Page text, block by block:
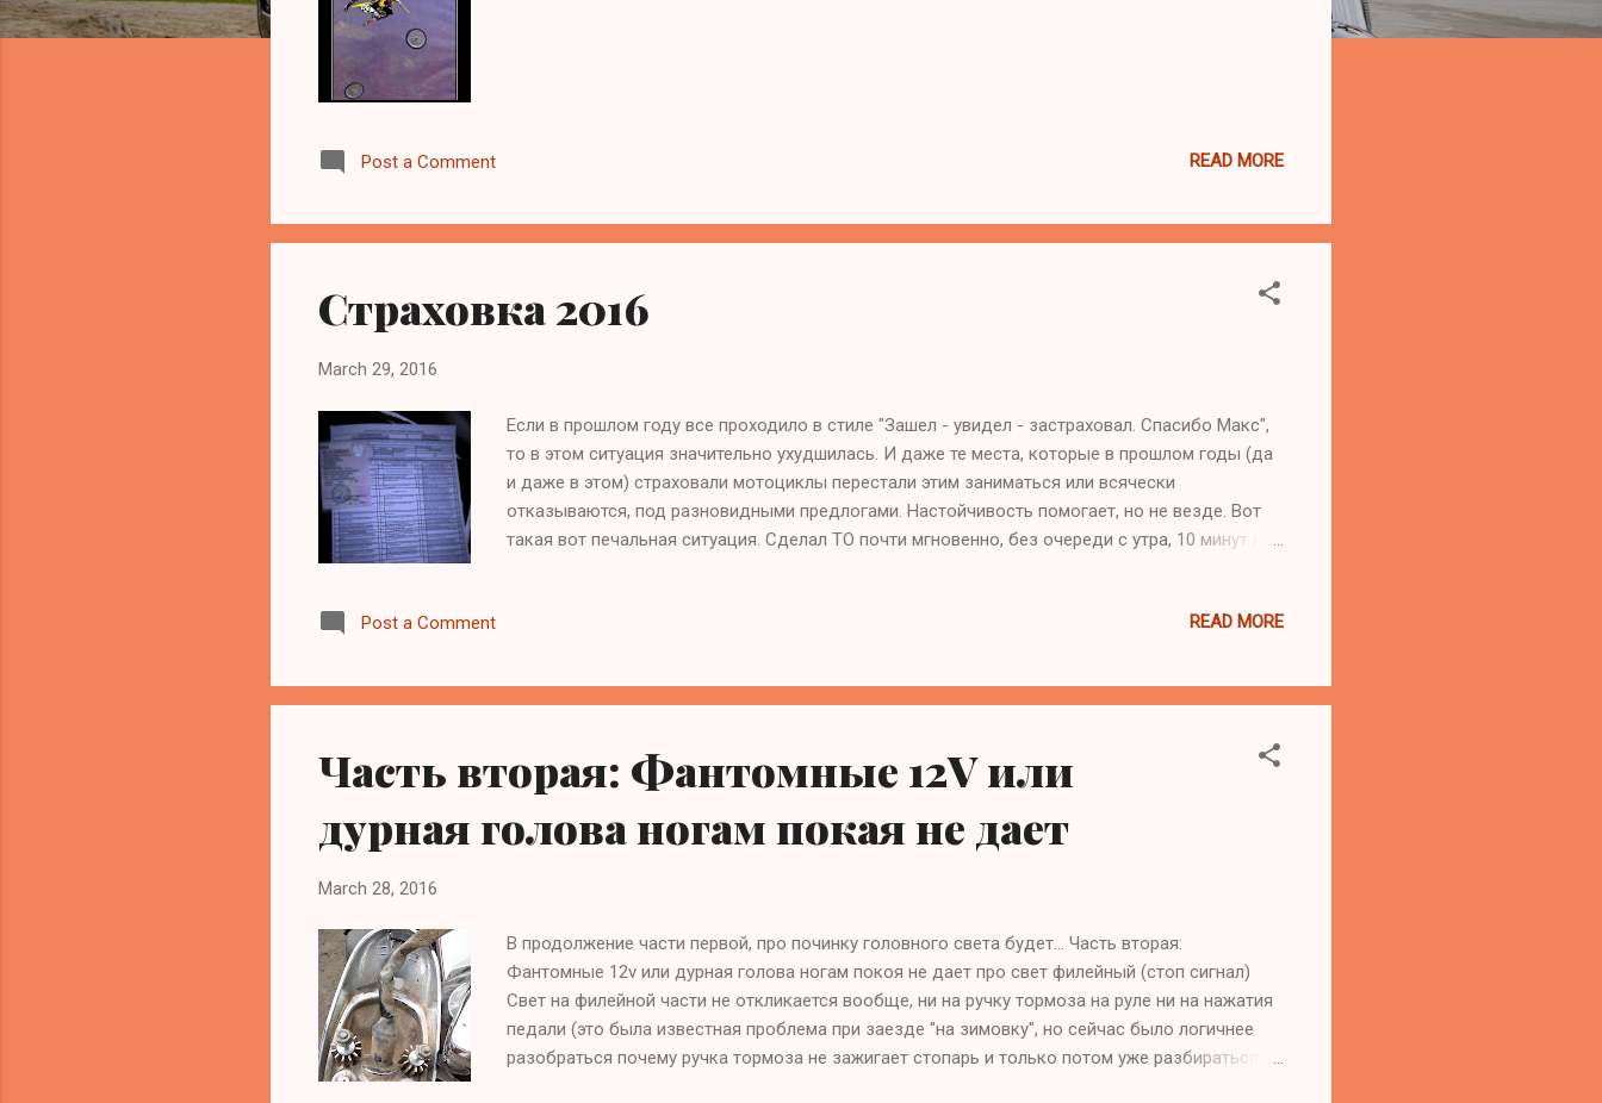
Post a Comment READ MORE
Страховка 2016
March 29, 2016
Если в прошлом году все проходило в стиле "Зашел - увидел - застраховал. Спасибо Макс",
то в этом ситуация значительно ухудшилась. И даже те места, которые в прошлом годы (да
и даже в этом) страховали мотоциклы перестали этим заниматься или всячески
отказываются, под разновидными предлогами. Настойчивость помогает, но не везде. Вот
такая вот печальная ситуация. Сделал ТО почти мгновенно, без очереди с утра, 10 минут на
стаж за это время. Не хотят и все. В ПСА долго утверждали что мотоциклы и автобусы не
страхуют, но в итоге согласились, поняв что у меня мотоцил и автообус два в одном. При
Post a Comment READ MORE
Часть вторая: Фантомные 12V или
дурная голова ногам покая не дает
March 28, 2016
В продолжение части первой, про починку головного света будет... Часть вторая:
Фантомные 12v или дурная голова ногам покоя не дает про свет филейный (стоп сигнал)
Свет на филейной части не откликается вообще, ни на ручку тормоза на руле ни на нажатия
педали (это была известная проблема при заезде "на зимовку", но сейчас было логичнее
разобраться почему ручка тормоза не зажигает стопарь и только потом уже разбираться с